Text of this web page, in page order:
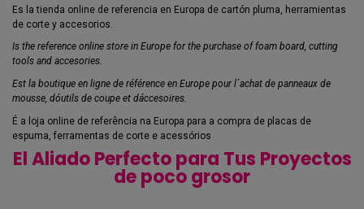
Es la tienda online de referencia en Europa de cartón pluma, herramientas
de corte y accesorios.
Is the reference online store in Europe for the purchase of foam board, cutting
tools and accesories.
Est la boutique en ligne de référence en Europe pour l´achat de panneaux de
mousse, dóutils de coupe et dáccesoires.
É a loja online de referência na Europa para a compra de placas de
espuma, ferramentas de corte e acessórios
El Aliado Perfecto para Tus Proyectos
de poco grosor